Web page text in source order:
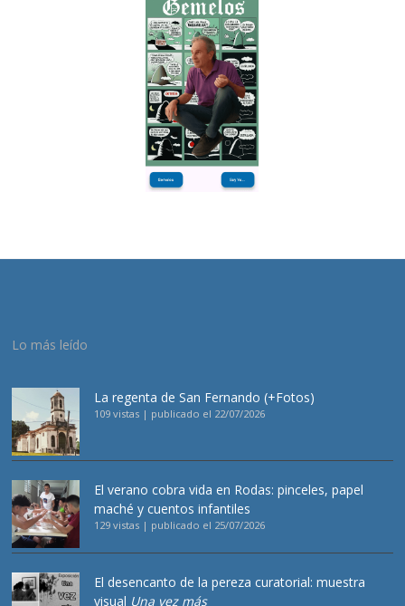
Lo más leído
La regenta de San Fernando (+Fotos)
109 vistas | publicado el 22/07/2026
El verano cobra vida en Rodas: pinceles, papel
maché y cuentos infantiles
129 vistas | publicado el 25/07/2026
El desencanto de la pereza curatorial: muestra
visual Una vez más